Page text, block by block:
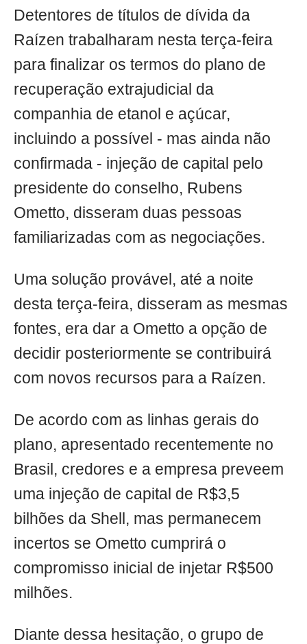
Detentores de títulos de dívida da
Raízen trabalharam nesta terça-feira
para finalizar os termos do plano de
recuperação extrajudicial da
companhia de etanol e açúcar,
incluindo a possível - mas ainda não
confirmada - injeção de capital pelo
presidente do conselho, Rubens
Ometto, disseram duas pessoas
familiarizadas com as negociações.
Uma solução provável, até a noite
desta terça-feira, disseram as mesmas
fontes, era dar a Ometto a opção de
decidir posteriormente se contribuirá
com novos recursos para a Raízen.
De acordo com as linhas gerais do
plano, apresentado recentemente no
Brasil, credores e a empresa preveem
uma injeção de capital de R$3,5
bilhões da Shell, mas permanecem
incertos se Ometto cumprirá o
compromisso inicial de injetar R$500
milhões.
Diante dessa hesitação, o grupo de